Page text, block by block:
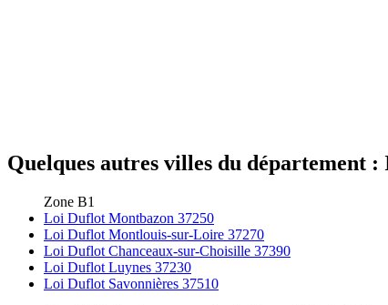
Quelques autres villes du département
Zone B1
Loi Duflot Montbazon 37250
Loi Duflot Montlouis-sur-Loire 37270
Loi Duflot Chanceaux-sur-Choisille 37390
Loi Duflot Luynes 37230
Loi Duflot Savonnières 37510